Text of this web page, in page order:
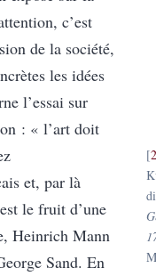
c’est
de la société,
les idées
l’essai sur
: « l’art doit
et, par là
le fruit d’une
Heinrich Mann
Sand. En
2